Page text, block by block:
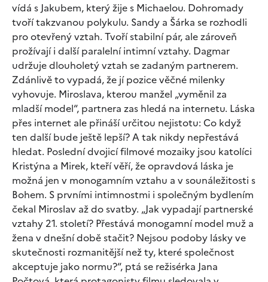
vídá s Jakubem, který žije s Michaelou. Dohromady
tvoří takzvanou polykulu. Sandy a Šárka se rozhodli
pro otevřený vztah. Tvoří stabilní pár, ale zároveň
prožívají i další paralelní intimní vztahy. Dagmar
udržuje dlouholetý vztah se zadaným partnerem.
Zdánlivě to vypadá, že jí pozice věčné milenky
vyhovuje. Miroslava, kterou manžel „vyměnil za
mladší model“, partnera zas hledá na internetu. Láska
přes internet ale přináší určitou nejistotu: Co když
ten další bude ještě lepší? A tak nikdy nepřestává
hledat. Poslední dvojicí filmové mozaiky jsou katolíci
Kristýna a Mirek, kteří věří, že opravdová láska je
možná jen v monogamním vztahu a v sounáležitosti s
Bohem. S prvními intimnostmi i společným bydlením
čekal Miroslav až do svatby. „Jak vypadají partnerské
vztahy 21. století? Přestává monogamní model muž a
žena v dnešní době stačit? Nejsou podoby lásky ve
skutečnosti rozmanitější než ty, které společnost
akceptuje jako normu?“, ptá se režisérka Jana